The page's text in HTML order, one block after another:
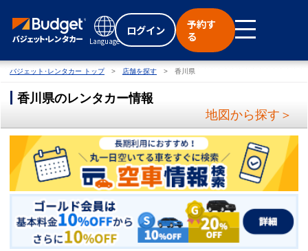
Language
ログイン
予約す
る
バジェット･レンタカー トップ 店舗を探す 香川県
香川県のレンタカー情報
地図から探す＞